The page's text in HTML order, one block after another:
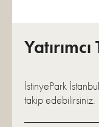
İstinyePark
takip edebilirsiniz.